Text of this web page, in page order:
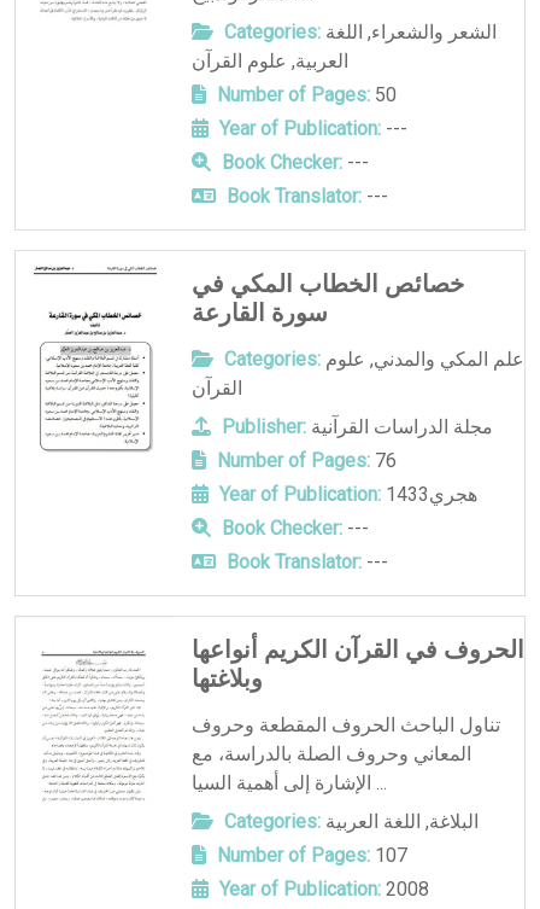
Categories:
الشعر والشعراء, اللغة
العربية, علوم القرآن
Number of Pages:50
Year of Publication:---
Book Checker:---
Book Translator:---
خصائص الخطاب المكي في
سورة القارعة
Categories: علم المكي والمدني, علوم
القرآن
Publisher: مجلة الدراسات القرآنية
Number of Pages:76
Year of Publication:
1433هجري
Book Checker:---
Book Translator:---
الحروف في القرآن الكريم أنواعها
وبلاغتها
تناول الباحث الحروف المقطعة وحروف
المعاني وحروف الصلة بالدراسة، مع
الإشارة إلى أهمية السيا ...
Categories:
البلاغة, اللغة العربية
Number of Pages:107
Year of Publication:2008